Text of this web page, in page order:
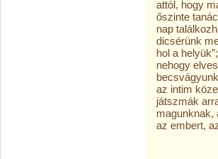
attól, hogy
őszinte
nap
dicsérünk
hol a
nehogy
az intim
játszmák
magunknak,
az embert,